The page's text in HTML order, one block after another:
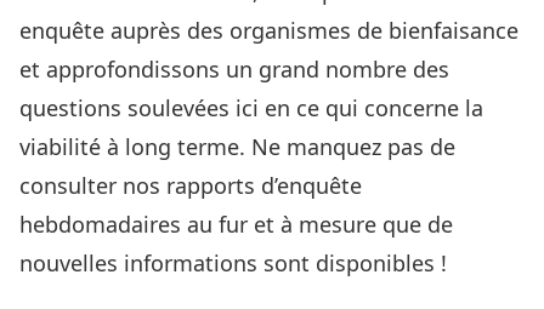
enquête auprès des organismes de bienfaisance
et approfondissons un grand nombre des
questions soulevées ici en ce qui concerne la
viabilité à long terme. Ne manquez pas de
consulter nos rapports d’enquête
hebdomadaires au fur et à mesure que de
nouvelles informations sont disponibles !